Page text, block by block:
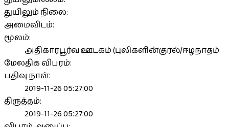
துயிலும் நிலை:
அமைவிடம்:
மூலம்:
அதிகாரபூர்வ ஊடகம் (புலிகளின்குரல்/ஈழநாதம்
மேலதிக விபரம்:
பதிவு நாள்:
2019-11-26 05:27:00
திருத்தம்:
2019-11-26 05:27:00